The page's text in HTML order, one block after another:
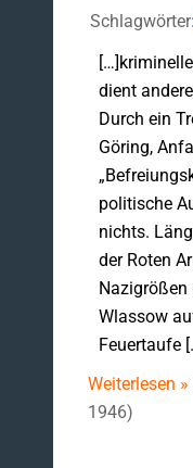
Schlagwörter:
dient
Durch ein
Göring,
politische
nichts.
der Roten
Nazigrößen
Wlassow
Feuertaufe
Weiterlesen »
1946)